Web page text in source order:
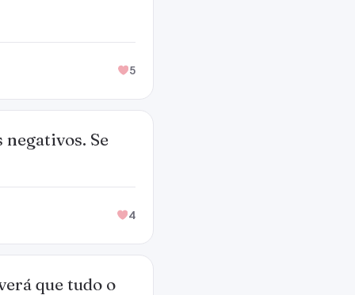
5
Se
4
que tudo o